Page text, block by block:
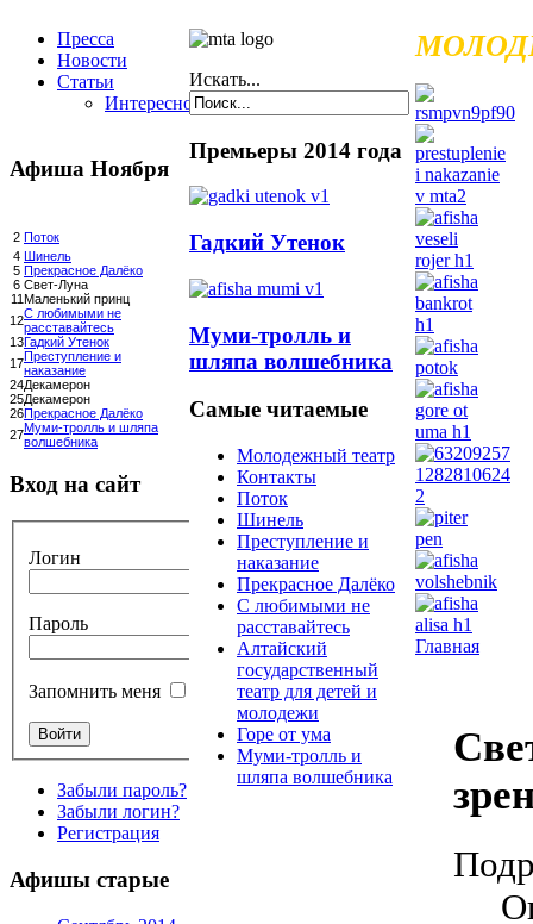
Пресса
Новости
Статьи
Интересное
Афиша Ноября
2 Поток
4 Шинель
5 Прекрасное Далёко
6 Свет-Луна
11Маленький принц
12С любимыми не
расставайтесь
13Гадкий Утенок
17Преступление и
наказание
24Декамерон
25Декамерон
26Прекрасное Далёко
27Муми-тролль и шляпа
волшебника
Вход на сайт
Логин
Пароль
Запомнить меня
Забыли пароль?
Забыли логин?
Регистрация
Афишы старые
Искать...
Премьеры 2014 года
Гадкий Утенок
Муми-тролль и
шляпа волшебника
Самые читаемые
Молодежный театр
Контакты
Поток
Шинель
Преступление и
наказание
Прекрасное Далёко
С любимыми не
расставайтесь
Алтайский
государственный
театр для детей и
молодежи
Горе от ума
Муми-тролль и
шляпа волшебника
Главная